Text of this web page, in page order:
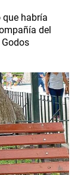
que habría
del